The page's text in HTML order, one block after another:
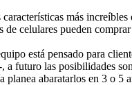
características más
de celulares pueden
está pensado para
, a futuro las posibilidades
planea abaratarlos en 3 o 5